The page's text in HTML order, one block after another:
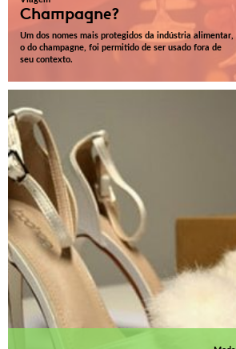
Champagne?
Um dos nomes mais protegidos da indústria alimentar,
o do champagne, foi permitido de ser usado fora de
seu contexto.